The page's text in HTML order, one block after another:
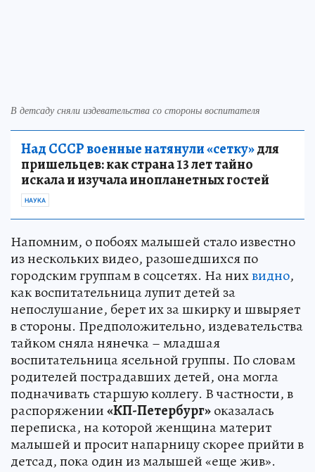
В детсаду сняли издевательства со стороны воспитателя
Над СССР военные натянули «сетку»для
пришельцев: как страна 13 лет тайно
искала и изучала инопланетных гостей
НАУКА
Напомним, о побоях малышей стало известно
из нескольких видео, разошедшихся по
городским группам в соцсетях. На нихвидно,
как воспитательница лупит детей за
непослушание, берет их за шкирку и швыряет
в стороны. Предположительно, издевательства
тайком сняла нянечка – младшая
воспитательница ясельной группы. По словам
родителей пострадавших детей, она могла
подначивать старшую коллегу. В частности, в
распоряжении«КП-Петербург»оказалась
переписка, на которой женщина материт
малышей и просит напарницу скорее прийти в
детсад, пока один из малышей «еще жив».